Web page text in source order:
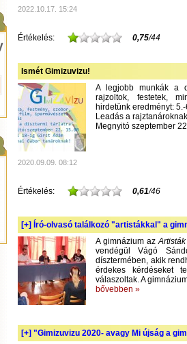
2022.10.17. 15:24
Értékelés: 0,75/44
Ismét Gimizuvizu!
A legjobb munkák a
rajzoltok, festetek,
hirdetünk eredményt:
Leadás a
Megnyitó szeptember
2020.09.09. 08:12
Értékelés: 0,61/46
[+] Író-olvasó találkozó "artistákkal" a
A gimnázium az
vendégül Vágó
dísztermében, akik
érdekes kérdéseket
válaszoltak. A
bővebben »
[+] "Gimizuvizu 2020- avagy Mi újság a